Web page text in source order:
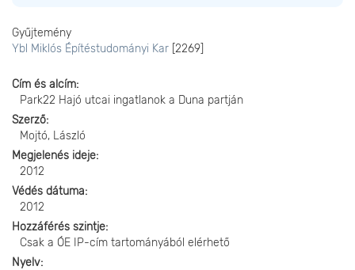
Gyűjtemény
Ybl Miklós Építéstudományi Kar [2269]
Cím és alcím
Park22 Hajó utcai ingatlanok a Duna partján
Szerző
Mojtó, László
Megjelenés ideje
2012
Védés dátuma
2012
Hozzáférés szintje
Csak a ÓE IP-cím tartományából elérhető
Nyelv